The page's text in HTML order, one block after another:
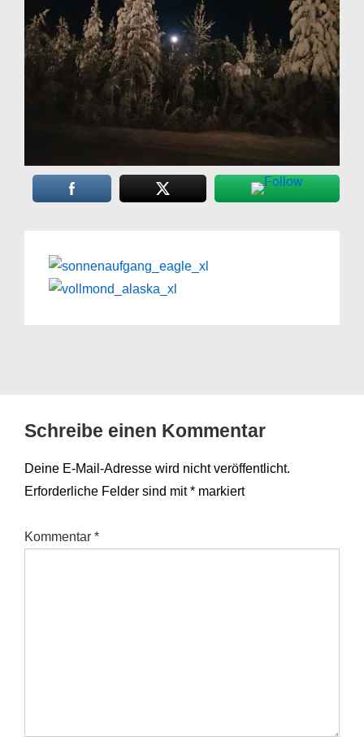
Schreibe einen Kommentar
Deine E-Mail-Adresse wird nicht veröffentlicht.
Erforderliche Felder sind mit* markiert
Kommentar *